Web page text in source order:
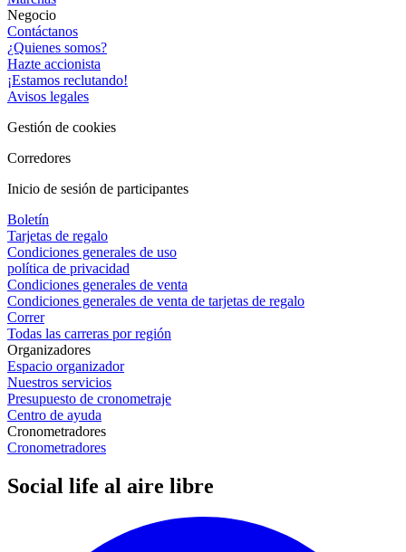
Negocio
Contáctanos
¿Quienes somos?
Hazte accionista
¡Estamos reclutando!
Avisos legales
Gestión de cookies
Corredores
Inicio de sesión de participantes
Boletín
Tarjetas de regalo
Condiciones generales de uso
política de privacidad
Condiciones generales de venta
Condiciones generales de venta de tarjetas de regalo
Correr
Todas las carreras por región
Organizadores
Espacio organizador
Nuestros servicios
Presupuesto de cronometraje
Centro de ayuda
Cronometradores
Cronometradores
Social life al aire libre